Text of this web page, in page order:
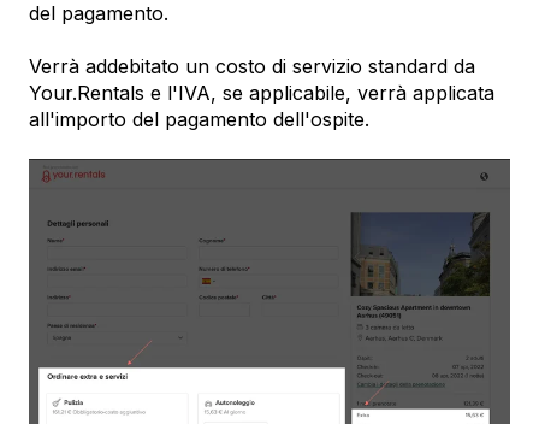
del pagamento.
Verrà addebitato un costo di servizio standard da
Your.Rentals e l'IVA, se applicabile, verrà applicata
all'importo del pagamento dell'ospite.